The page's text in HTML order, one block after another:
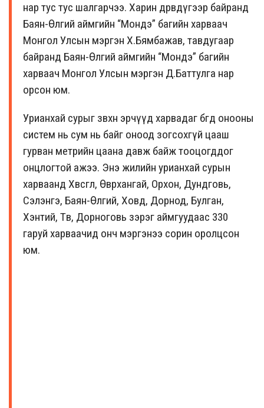
нар тус тус шалгарчээ. Харин дөрөвдүгээр байранд
Баян-Өлгий аймгийн “Мондэ” багийн харваач
Монгол Улсын мэргэн Х.Бямбажав, тавдугаар
байранд Баян-Өлгий аймгийн “Мондэ” багийн
харваач Монгол Улсын мэргэн Д.Баттулга нар
орсон юм.
Урианхай сурыг зөвхөн эрчүүд харвадаг бөгөөд онооны
систем нь сум нь байг оноод зогсохгүй цааш
гурван метрийн цаана давж байж тооцогддог
онцлогтой ажээ. Энэ жилийн урианхай сурын
харваанд Хөвсгөл, Өвөрхангай, Орхон, Дундговь,
Сэлэнгэ, Баян-Өлгий, Ховд, Дорнод, Булган,
Хэнтий, Төв, Дорноговь зэрэг аймгуудаас 330
гаруй харваачид онч мэргэнээ сорин оролцсон
юм.